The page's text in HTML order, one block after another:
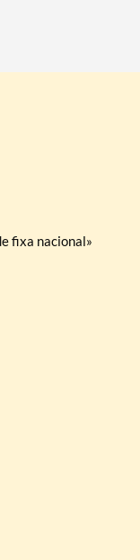
fixa nacional»